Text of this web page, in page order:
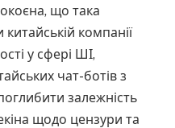
що така
компанії
у сфері ШІ,
чат-ботів з
залежність
щодо цензури та